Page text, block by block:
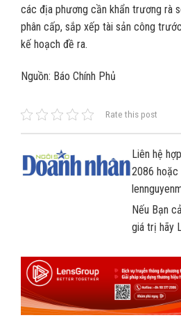
các địa phương cần khẩn trương rà
phân cấp, sắp xếp tài sản công
kế hoạch đề ra.
Nguồn: Báo Chính Phủ
Rate this post
Liên hệ
2086 hoặc
Nếu Bạn
giá trị hãy